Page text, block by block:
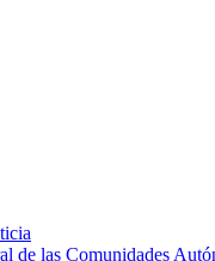
de las Comunidades